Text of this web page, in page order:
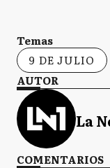
Temas
9 DE JULIO
AUTOR
La
COMENTARIOS